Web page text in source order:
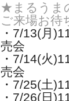
★まるうま
ご来場お待
・7/13(月)
売会
・7/14(火)
売会
・7/25(土
・7/26(日